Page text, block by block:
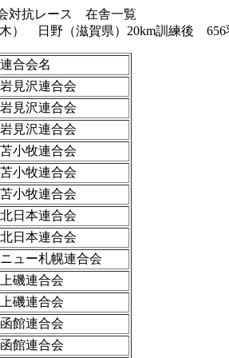
対抗レース 在舎一覧
） 日野（滋賀県）20km訓練後 656
連合会名
岩見沢連合会
岩見沢連合会
岩見沢連合会
苫小牧連合会
苫小牧連合会
苫小牧連合会
北日本連合会
北日本連合会
ニュー札幌連合会
上磯連合会
上磯連合会
函館連合会
函館連合会